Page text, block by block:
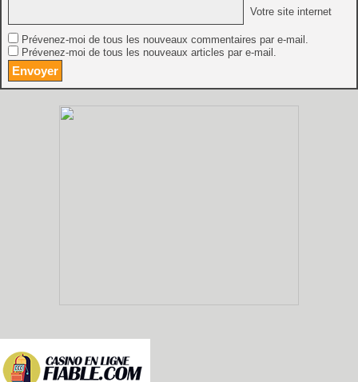
Votre site internet
Prévenez-moi de tous les nouveaux commentaires par e-mail.
Prévenez-moi de tous les nouveaux articles par e-mail.